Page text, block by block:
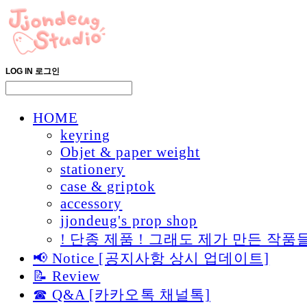
LOG IN 로그인
HOME
keyring
Objet & paper weight
stationery
case & griptok
accessory
jjondeug's prop shop
! 단종 제품 ! 그래도 제가 만든 작품
📢 Notice [공지사항 상시 업데이트]
📝 Review
☎ Q&A [카카오톡 채널톡]